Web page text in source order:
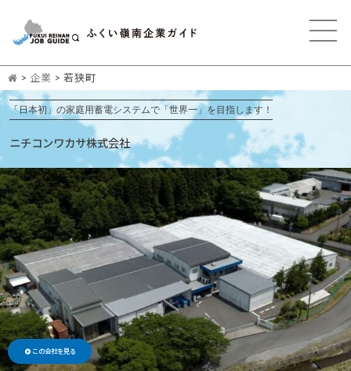
> 企業 > 若狭町
「日本初」の家庭用蓄電システムで「世界一」を目指します！
ニチコンワカサ株式会社
この会社を見る